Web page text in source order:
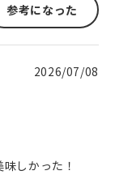
参考になった
2026/07/08
しかった！